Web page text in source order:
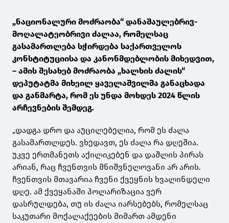
„ნაციონალური მოძრაობა“ დანაშაულებრივ-
მოღალატეობრივი ძალაა, რომელსაც
გასამართლება სჭირდება საქართველოს
კონსტიტუციისა და კანონმდებლობის მიხედვით,
– ამის შესახებ მოძრაობა „ხალხის ძალის“
დეპუტატმა მიხეილ ყაველაშვილმა განაცხადა
და განმარტა, რომ ეს უნდა მოხდეს 2024 წლის
არჩევნების შემდეგ.
„დადგა დრო და აუცილებელია, რომ ეს ძალა
გასამართლდეს. ვხედავთ, ეს ძალა რა დღეშია.
უკვე ერთმანეთს აქილიკებენ და დაშლის პირას
არიან, რაც ჩვენთვის მნიშვნელოვანი არ არის.
ჩვენთვის მთავარია ჩვენი ქვეყნის ხვალინდელი
დღე. ამ ქვეყანაში პოლარიზაცია ვერ
დასრულდება, თუ ის ძალა იარსებებს, რომელსაც
საკუთარი მოქალაქეების მიმართ ამდენი